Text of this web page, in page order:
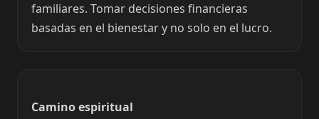
familiares. Tomar decisiones financieras
basadas en el bienestar y no solo en el lucro.
Camino espiritual